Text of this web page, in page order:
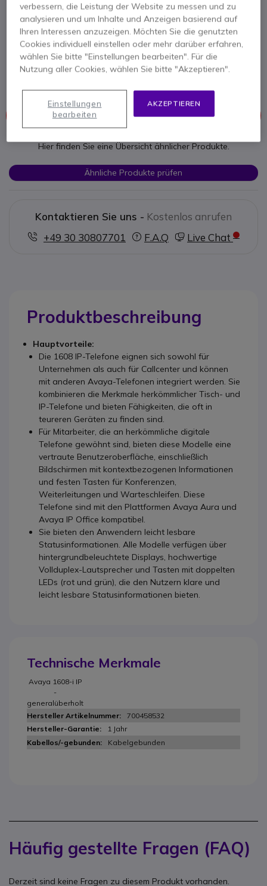
Avaya 1608-i IP -
generalüberholt
Produkt-Referenz: AV1608IR // Hersteller-Referenz: 700458532
Vollständiges IP-Telefon
Dieses Produkt wird nicht mehr hergestellt
Hier finden Sie eine Übersicht ähnlicher Produkte.
Ähnliche Produkte prüfen
Kontaktieren Sie uns - Kostenlos anrufen
+49 30 30807701
F.A.Q Live Chat
Zum Anfang der Bildgalerie springen
Produktbeschreibung
Hauptvorteile:
Die 1608 IP-Telefone eignen sich sowohl für
Unternehmen als auch für Callcenter und können
mit anderen Avaya-Telefonen integriert werden. Sie
kombinieren die Merkmale herkömmlicher Tisch- und
IP-Telefone und bieten Fähigkeiten, die oft in
teureren Geräten zu finden sind.
Für Mitarbeiter, die an herkömmliche digitale
Telefone gewöhnt sind, bieten diese Modelle eine
vertraute Benutzeroberfläche, einschließlich
Bildschirmen mit kontextbezogenen Informationen
und festen Tasten für Konferenzen,
Weiterleitungen und Warteschleifen. Diese
Telefone sind mit den Plattformen Avaya Aura und
Avaya IP Office kompatibel.
Sie bieten den Anwendern leicht lesbare
Statusinformationen. Alle Modelle verfügen über
hintergrundbeleuchtete Displays, hochwertige
Vollduplex-Lautsprecher und Tasten mit doppelten
LEDs (rot und grün), die den Nutzern klare und
leicht lesbare Statusinformationen bieten.
Technische Merkmale
Avaya 1608-i IP
-
generalüberholt
700458532
1 Jahr
Kabelgebunden
Häufig gestellte Fragen (FAQ)
Derzeit sind keine Fragen zu diesem Produkt vorhanden.
verbessern, die Leistung der Website zu messen und zu
analysieren und um Inhalte und Anzeigen basierend auf
Ihren Interessen anzuzeigen. Möchten Sie die genutzten
Cookies individuell einstellen oder mehr darüber erfahren,
wählen Sie bitte "Einstellungen bearbeiten". Für die
Nutzung aller Cookies, wählen Sie bitte "Akzeptieren".
AKZEPTIEREN
Einstellungen
bearbeiten